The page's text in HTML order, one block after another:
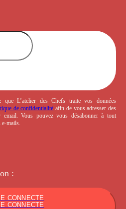
que L’atelier des Chefs traite vos données
de confidentialité afin de vous adresser des
email. Vous pouvez vous désabonner à tout
mails.
:
CONNECTE
CONNECTE